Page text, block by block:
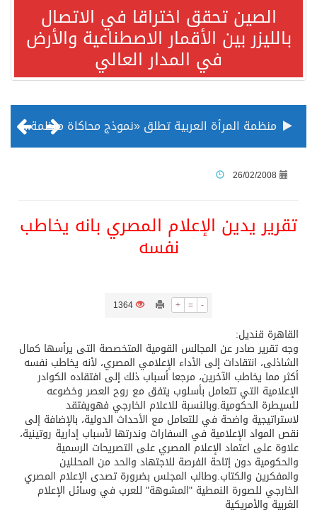
الصين تحقق اختراقا في الاتصال
بالليزر بين الأقمار الاصطناعية والأرض
في المدار العالي
منظمة المرأة العربية تطلق «نموذج محاكاة منظمة المرأة العربية للشباب» بمشاركة 10 دول عربية..غدًا
ثلة من الضابطات في الجييش الكويتي
مدينة الملك سلمان للطاقة “سبارك” توقع اتفاقية تطوير مصانع جاهزة ومتخصصة في مجال الطاقة
كسوة الكعبة تعتلي البيت العتيق
26/02/2008
تقرير يدين الإعلام المصري بانه يخاطب
نفسه
+ = -
1364
القاهرة قنديل:
وجه تقرير صادر عن المجالس القومية المتخصصة التى يرأسها كمال
الشاذلى، انتقادات إلى الأداء الإعلامي المصري، لأنه يخاطب نفسه
أكثر مما يخاطب الآخرين، مرجعا أسباب ذلك إلى افتقاده الكوادر
الإعلامية التي تتعامل بأسلوب يتفق مع روح العصر وخضوعه
للسيطرة الحكومية.وبالنسبة للاعلام الخارجي فهويفتقد
لاستراتيجية واضحة في للتعامل مع الأحداث الدولية، بالإضافة إلى
نقص المواد الإعلامية في السفارات وندرتها لأسباب إدارية روتينية،
علاوة على اعتماد الإعلام المصري على التصريحات الرسمية
والحكومية دون إتاحة الفرصة للاجتهاد والحد من المحللين
والمفكرين والكتاب.وطالب المجلس بضرورة تصدى الإعلام المصري
الخارجي للصورة النمطية "المشوهة" للعرب في وسائل الإعلام
الغربية والأمريكية